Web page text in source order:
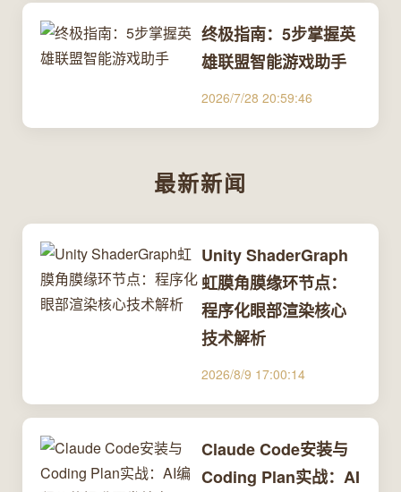
终极指南：5步掌握英
雄联盟智能游戏助手
2026/7/28 20:59:46
最新新闻
Unity ShaderGraph
虹膜角膜缘环节点：
程序化眼部渲染核心
技术解析
2026/8/9 17:00:14
Claude Code安装与
Coding Plan实战：AI